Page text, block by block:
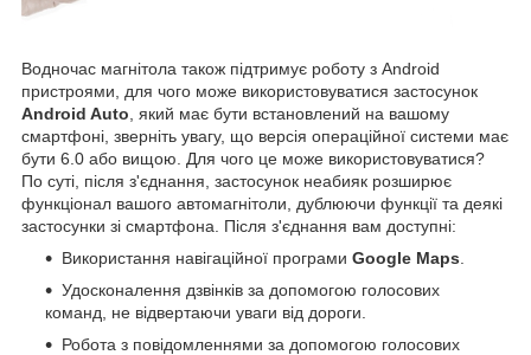
Водночас магнітола також підтримує роботу з Android
пристроями, для чого може використовуватися застосунок
Android Auto , який має бути встановлений на вашому
смартфоні, зверніть увагу, що версія операційної системи має
бути 6.0 або вищою. Для чого це може використовуватися?
По суті, після з'єднання, застосунок неабияк розширює
функціонал вашого автомагнітоли, дублюючи функції та деякі
застосунки зі смартфона. Після з'єднання вам доступні:
Використання навігаційної програми Google Maps
Удосконалення дзвінків за допомогою голосових
команд, не відвертаючи уваги від дороги.
Робота з повідомленнями за допомогою голосових